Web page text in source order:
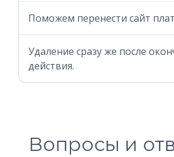
Поможем перенести сайт
Удаление сразу же после
действия.
Вопросы и